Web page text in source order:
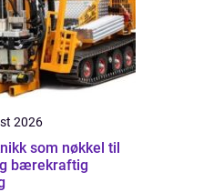
2026
som nøkkel til
bærekraftig